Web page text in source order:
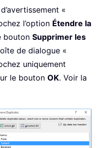
«
l’option Étendre la
bouton Supprimer les
de dialogue «
uniquement
le bouton OK. Voir la